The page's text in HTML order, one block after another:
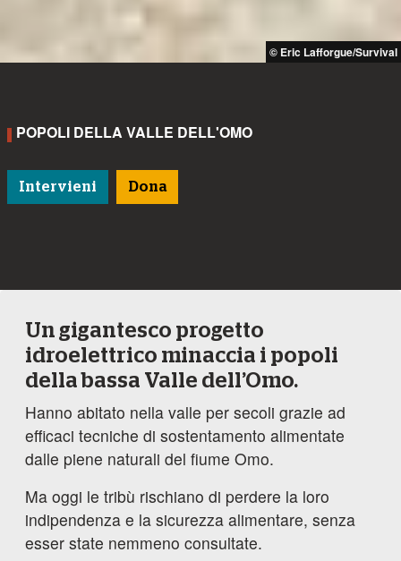
© Eric Lafforgue/Survival
POPOLI DELLA VALLE DELL'OMO
Intervieni Dona
Un gigantesco progetto
idroelettrico minaccia i popoli
della bassa Valle dell’Omo.
Hanno abitato nella valle per secoli grazie ad
efficaci tecniche di sostentamento alimentate
dalle piene naturali del fiume Omo.
Ma oggi le tribù rischiano di perdere la loro
indipendenza e la sicurezza alimentare, senza
esser state nemmeno consultate.